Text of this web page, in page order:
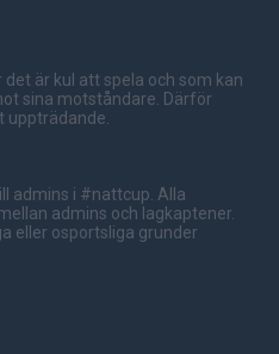
är kul att spela och som kan
sina motståndare. Därför
uppträdande.
admins i #nattcup. Alla
admins och lagkaptener.
eller osportsliga grunder